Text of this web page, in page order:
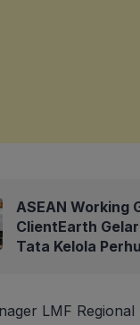
ASEAN Working
ClientEarth
Tata Kelola
LMF